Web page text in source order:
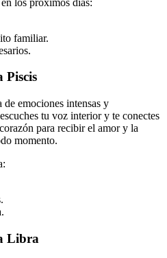
familiar.
Piscis
de emociones intensas y
tu voz interior y te conectes
para recibir el amor y la
momento.
Libra